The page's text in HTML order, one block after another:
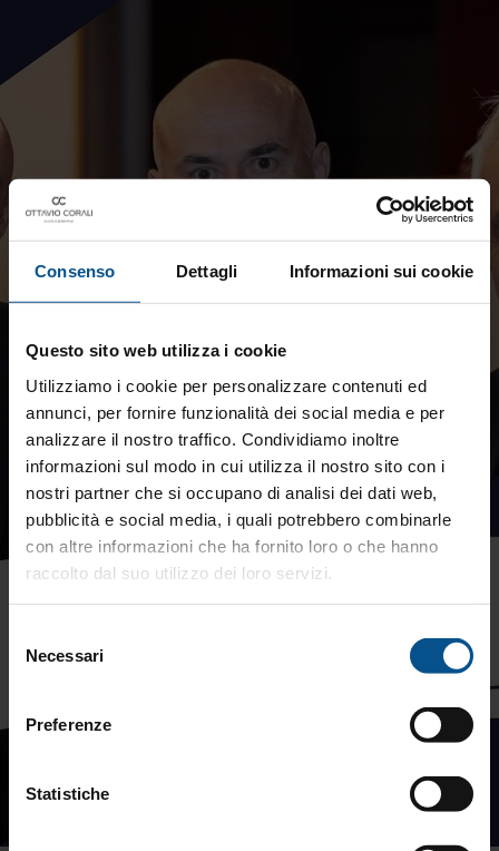
Consenso Dettagli Informazioni sui cookie
Questo sito web utilizza i cookie
Utilizziamo i cookie per personalizzare contenuti ed
annunci, per fornire funzionalità dei social media e per
analizzare il nostro traffico. Condividiamo inoltre
informazioni sul modo in cui utilizza il nostro sito con i
nostri partner che si occupano di analisi dei dati web,
pubblicità e social media, i quali potrebbero combinarle
con altre informazioni che ha fornito loro o che hanno
raccolto dal suo utilizzo dei loro servizi.
delNecessari
Preferenze
Statistiche